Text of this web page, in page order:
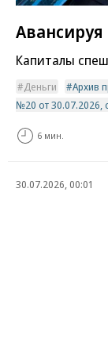
Капиталы
Деньги Архив
№20 от 30.07.2026,
6 мин.
30.07.2026, 00:01